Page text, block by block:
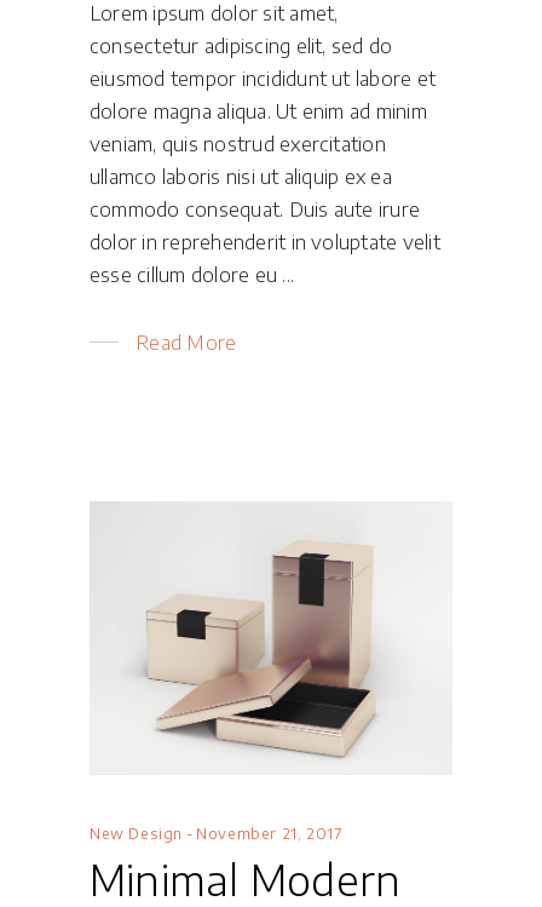
Lorem ipsum dolor sit amet,
consectetur adipiscing elit, sed do
eiusmod tempor incididunt ut labore et
dolore magna aliqua. Ut enim ad minim
veniam, quis nostrud exercitation
ullamco laboris nisi ut aliquip ex ea
commodo consequat. Duis aute irure
dolor in reprehenderit in voluptate velit
esse cillum dolore eu
Read More
New Design November 21, 2017
Minimal Modern